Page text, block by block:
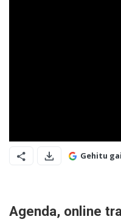
Gehitu
Agenda, online